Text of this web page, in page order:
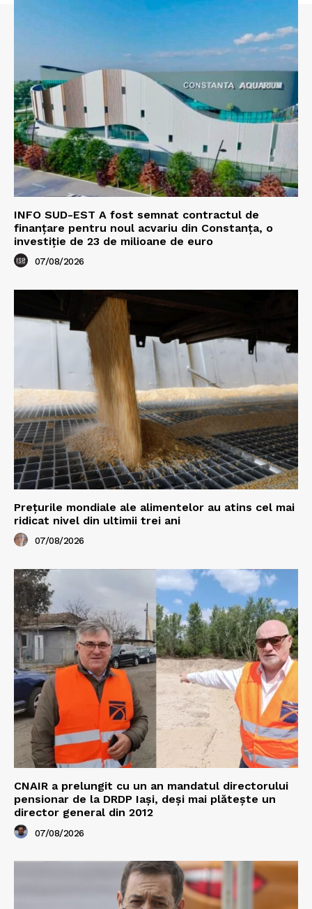
INFO SUD-EST A fost semnat contractul de
finanțare pentru noul acvariu din Constanța, o
investiție de 23 de milioane de euro
07/08/2026
Prețurile mondiale ale alimentelor au atins cel mai
ridicat nivel din ultimii trei ani
07/08/2026
CNAIR a prelungit cu un an mandatul directorului
pensionar de la DRDP Iași, deși mai plătește un
director general din 2012
07/08/2026